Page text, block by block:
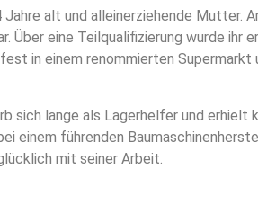
Jahre alt und alleinerziehende Mutter.
Über eine Teilqualifizierung wurde
in einem renommierten Supermarkt
sich lange als Lagerhelfer und
einem führenden
mit seiner Arbeit.